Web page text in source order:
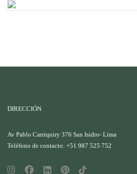
DIRECCIÓN
Av Pablo Carriquiry 376 San Isidro- Lima
Teléfono de contacto: +51 987 525 752